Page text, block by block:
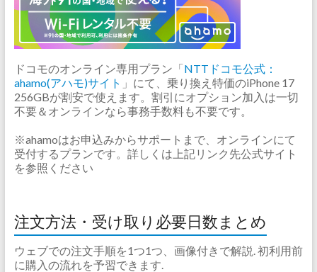
ドコモのオンライン専用プラン「NTTドコモ公式：
ahamo(アハモ)サイト 」にて、乗り換え特価のiPhone 17
256GBが割安で使えます。割引にオプション加入は一切
不要＆オンラインなら事務手数料も不要です。
※ahamoはお申込みからサポートまで、オンラインにて
受付するプランです。詳しくは上記リンク先公式サイト
を参照ください
注文方法・受け取り必要日数まとめ
ウェブでの注文手順を1つ1つ、画像付きで解説. 初利用前
に購入の流れを予習できます.